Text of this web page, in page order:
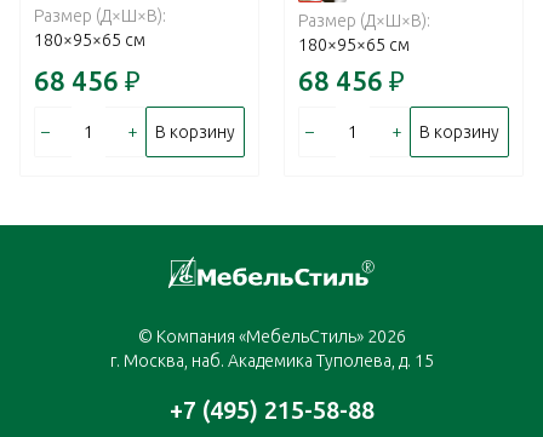
Размер (Д×Ш×В):
180×95×65 см
68 456 ₽
– + В корзину
Размер (Д×Ш×В):
180×95×65 см
68 456 ₽
– + В корзину
© Компания «МебельСтиль» 2026
г. Москва, наб. Академика Туполева, д. 15
+7 (495) 215-58-88